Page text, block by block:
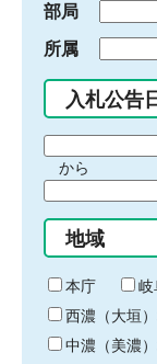
部局
所属
入札公告
間
始
り
から
間
終
わ
り
地域
本庁
岐
西濃（大垣
中濃（美濃